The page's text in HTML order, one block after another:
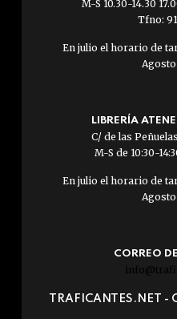
M-S 10.30-14.30
Tfno:
En julio el horario de
LIBRERÍA
C/ de las
M-S de 10:30-
En julio el horario de
CORREO
TRAFICANTES.NET -